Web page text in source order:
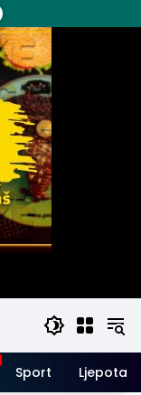
Sport Ljepota i